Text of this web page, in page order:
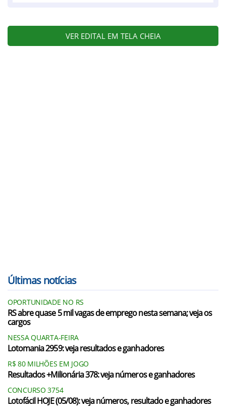
VER EDITAL EM TELA CHEIA
Últimas notícias
OPORTUNIDADE NO RS
RS abre quase 5 mil vagas de emprego nesta semana; veja os
cargos
NESSA QUARTA-FEIRA
Lotomania 2959: veja resultados e ganhadores
R$ 80 MILHÕES EM JOGO
Resultados +Milionária 378: veja números e ganhadores
CONCURSO 3754
Lotofácil HOJE (05/08): veja números, resultado e ganhadores